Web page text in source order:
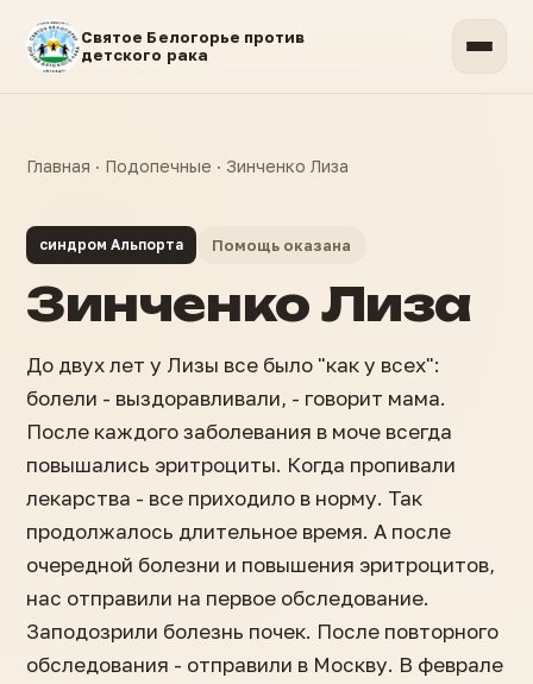
Святое Белогорье против
детского рака
Главная · Подопечные · Зинченко Лиза
синдром Альпорта Помощь оказана
Зинченко Лиза
До двух лет у Лизы все было "как у всех":
болели - выздоравливали, - говорит мама.
После каждого заболевания в моче всегда
повышались эритроциты. Когда пропивали
лекарства - все приходило в норму. Так
продолжалось длительное время. А после
очередной болезни и повышения эритроцитов,
нас отправили на первое обследование.
Заподозрили болезнь почек. После повторного
обследования - отправили в Москву. В феврале